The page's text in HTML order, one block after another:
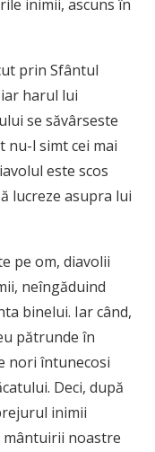
inimii, ascuns în
prin Sfântul
harul lui
se săvârseste
nu-l simt cei mai
este scos
lucreze asupra lui
pe om, diavolii
neîngăduind
binelui. Iar când,
pătrunde în
nori întunecosi
Deci, după
inimii
mântuirii noastre